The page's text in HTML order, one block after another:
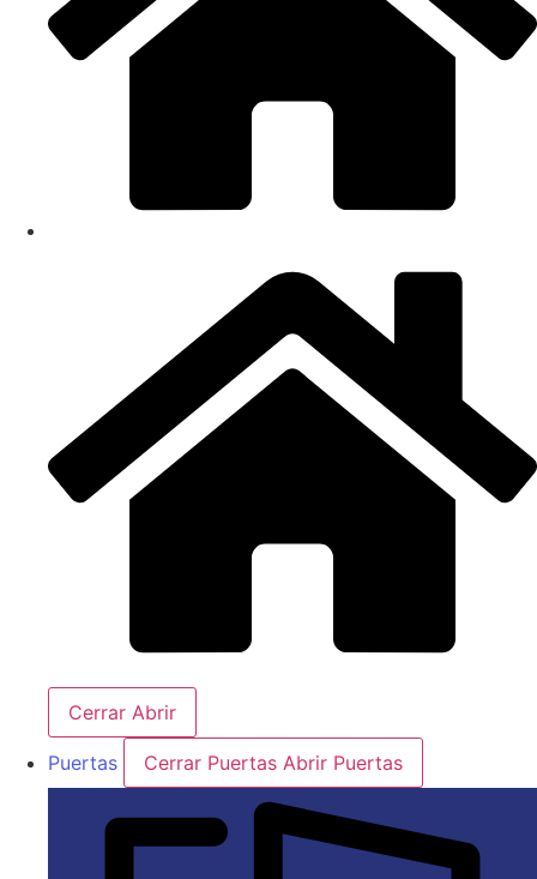
Cerrar Abrir
Puertas Cerrar Puertas Abrir Puertas